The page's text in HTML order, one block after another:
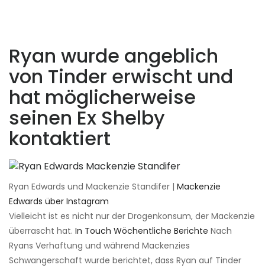
Ryan wurde angeblich
von Tinder erwischt und
hat möglicherweise
seinen Ex Shelby
kontaktiert
Ryan Edwards und Mackenzie Standifer | Mackenzie
Edwards über Instagram
Vielleicht ist es nicht nur der Drogenkonsum, der Mackenzie
überrascht hat. In Touch Wöchentliche Berichte Nach
Ryans Verhaftung und während Mackenzies
Schwangerschaft wurde berichtet, dass Ryan auf Tinder